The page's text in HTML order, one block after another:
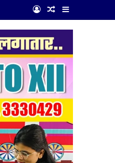
Log InRandom Article
Sidebar